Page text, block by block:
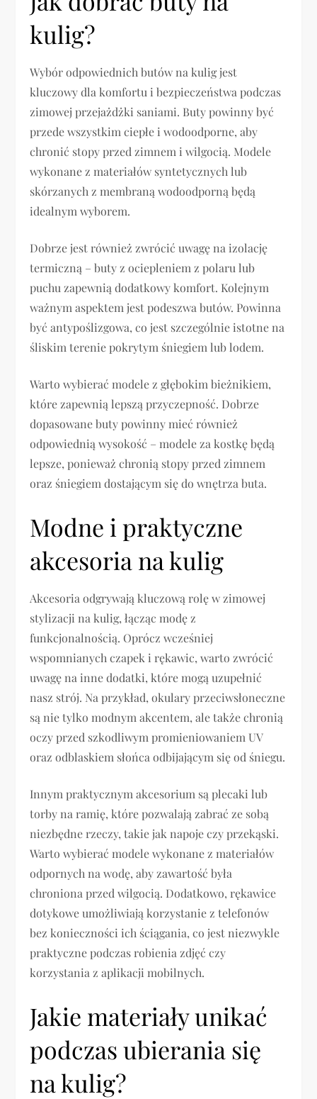
kulig?
Wybór odpowiednich butów na kulig jest
kluczowy dla komfortu i bezpieczeństwa podczas
zimowej przejażdżki saniami. Buty powinny być
przede wszystkim ciepłe i wodoodporne, aby
chronić stopy przed zimnem i wilgocią. Modele
wykonane z materiałów syntetycznych lub
skórzanych z membraną wodoodporną będą
idealnym wyborem.
Dobrze jest również zwrócić uwagę na izolację
termiczną – buty z ociepleniem z polaru lub
puchu zapewnią dodatkowy komfort. Kolejnym
ważnym aspektem jest podeszwa butów. Powinna
być antypoślizgowa, co jest szczególnie istotne na
śliskim terenie pokrytym śniegiem lub lodem.
Warto wybierać modele z głębokim bieżnikiem,
które zapewnią lepszą przyczepność. Dobrze
dopasowane buty powinny mieć również
odpowiednią wysokość – modele za kostkę będą
lepsze, ponieważ chronią stopy przed zimnem
oraz śniegiem dostającym się do wnętrza buta.
Modne i praktyczne
akcesoria na kulig
Akcesoria odgrywają kluczową rolę w zimowej
stylizacji na kulig, łącząc modę z
funkcjonalnością. Oprócz wcześniej
wspomnianych czapek i rękawic, warto zwrócić
uwagę na inne dodatki, które mogą uzupełnić
nasz strój. Na przykład, okulary przeciwsłoneczne
są nie tylko modnym akcentem, ale także chronią
oczy przed szkodliwym promieniowaniem UV
oraz odblaskiem słońca odbijającym się od śniegu.
Innym praktycznym akcesorium są plecaki lub
torby na ramię, które pozwalają zabrać ze sobą
niezbędne rzeczy, takie jak napoje czy przekąski.
Warto wybierać modele wykonane z materiałów
odpornych na wodę, aby zawartość była
chroniona przed wilgocią. Dodatkowo, rękawice
dotykowe umożliwiają korzystanie z telefonów
bez konieczności ich ściągania, co jest niezwykle
praktyczne podczas robienia zdjęć czy
korzystania z aplikacji mobilnych.
Jakie materiały unikać
podczas ubierania się
na kulig?